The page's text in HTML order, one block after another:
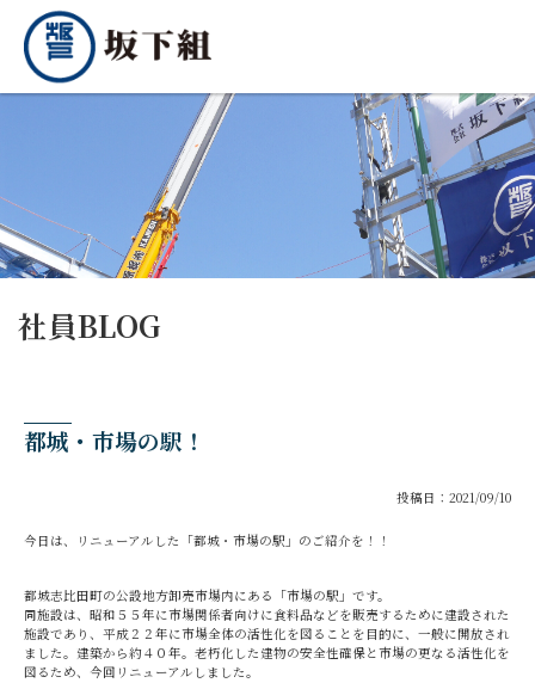
社員BLOG
都城・市場の駅！
投稿日：2021/09/10
今日は、リニューアルした「都城・市場の駅」のご紹介を！！
都城志比田町の公設地方卸売市場内にある「市場の駅」です。
同施設は、昭和５５年に市場関係者向けに食料品などを販売するために建設された
施設であり、平成２２年に市場全体の活性化を図ることを目的に、一般に開放され
ました。建築から約４０年。老朽化した建物の安全性確保と市場の更なる活性化を
図るため、今回リニューアルしました。